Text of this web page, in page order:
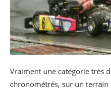
Vraiment une catégorie très
chronométrés, sur un terrain